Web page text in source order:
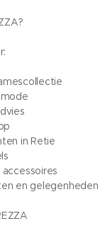
in Retie
en gelegenheden